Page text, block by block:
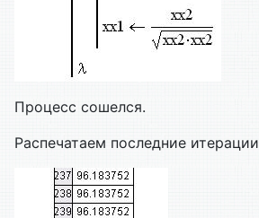
Процесс сошелся.
Распечатаем последние итерации